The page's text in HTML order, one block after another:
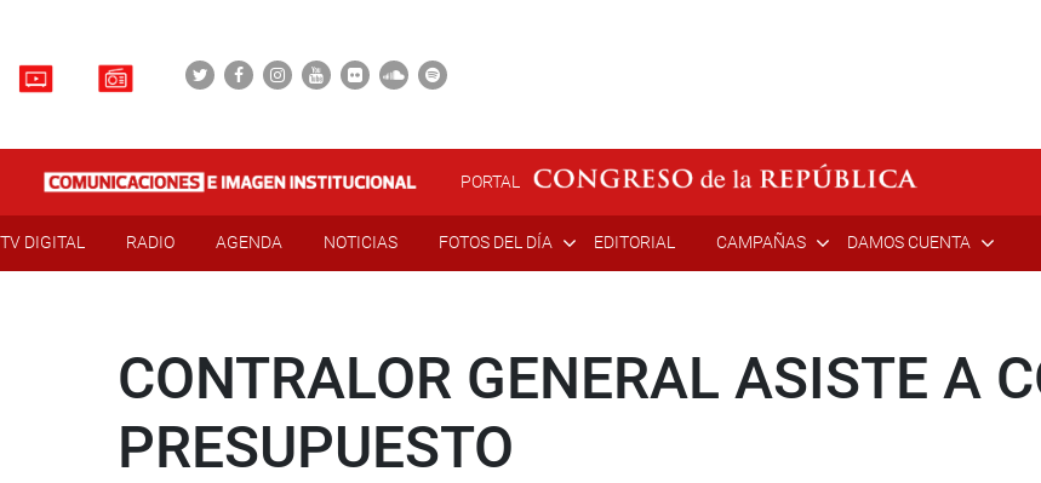
PORTAL
TV DIGITAL RADIO AGENDA NOTICIAS FOTOS DEL DÍA EDITORIAL CAMPAÑAS DAMOS CUENTA
CONTRALOR GENERAL ASISTE A
PRESUPUESTO